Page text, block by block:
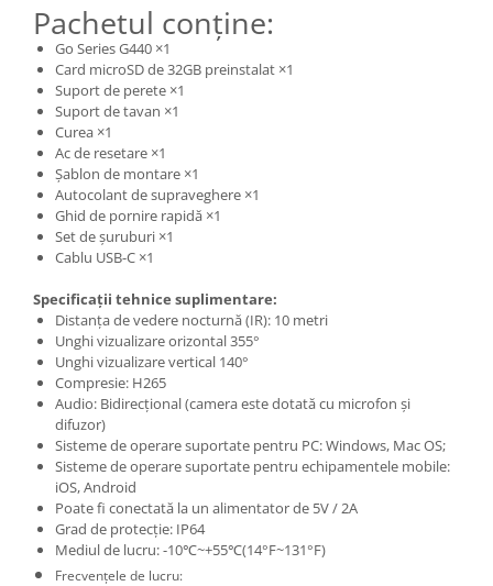
Pachetul conține:
Go Series G440 ×1
Card microSD de 32GB preinstalat ×1
Suport de perete ×1
Suport de tavan ×1
Curea ×1
Ac de resetare ×1
Șablon de montare ×1
Autocolant de supraveghere ×1
Ghid de pornire rapidă ×1
Set de șuruburi ×1
Cablu USB-C ×1
Specificații tehnice suplimentare:
Distanța de vedere nocturnă (IR): 10 metri
Unghi vizualizare orizontal 355°
Unghi vizualizare vertical 140°
Compresie: H265
Audio: Bidirecțional (camera este dotată cu microfon și
difuzor)
Sisteme de operare suportate pentru PC: Windows, Mac OS;
Sisteme de operare suportate pentru echipamentele mobile:
iOS, Android
Poate fi conectată la un alimentator de 5V / 2A
Grad de protecție: IP64
Mediul de lucru: -10℃~+55℃(14°F~131°F)
Frecvențele de lucru: